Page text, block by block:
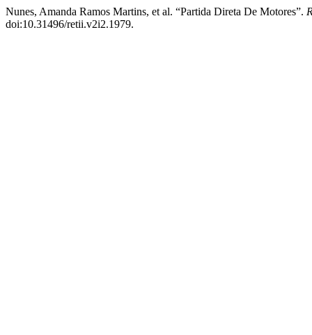
Nunes, Amanda Ramos Martins, et al. “Partida Direta De Motores”.
doi:10.31496/retii.v2i2.1979.